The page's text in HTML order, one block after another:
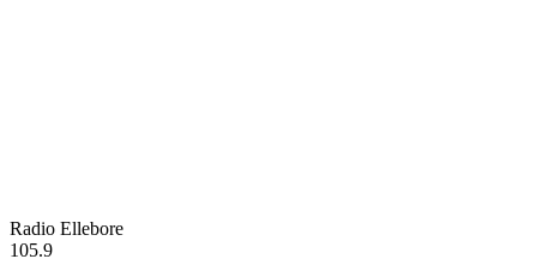
Radio Ellebore
105.9